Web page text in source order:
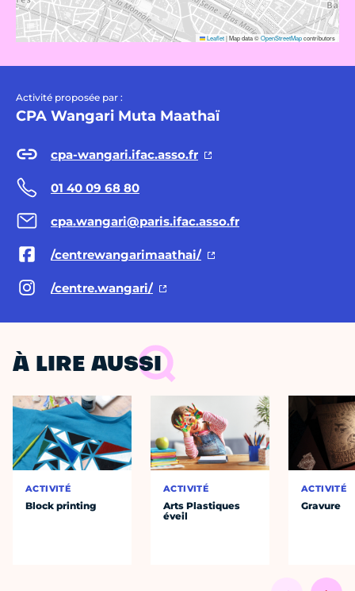
Leaflet|Map data ©OpenStreetMapcontributors
Activité proposée par :
CPA Wangari Muta Maathaï
cpa-wangari.ifac.asso.fr
01 40 09 68 80
cpa.wangari@paris.ifac.asso.fr
/centrewangarimaathai/
/centre.wangari/
À LIRE AUSSI
ACTIVITÉ
Block printing
ACTIVITÉ
Arts Plastiques
éveil
ACTIVITÉ
Gravure